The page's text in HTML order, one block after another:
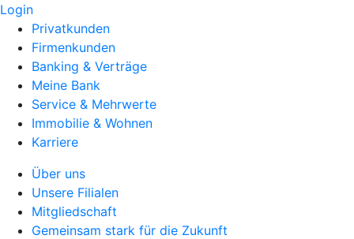
Login
Privatkunden
Firmenkunden
Banking & Verträge
Meine Bank
Service & Mehrwerte
Immobilie & Wohnen
Karriere
Über uns
Unsere Filialen
Mitgliedschaft
Gemeinsam stark für die Zukunft